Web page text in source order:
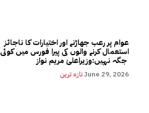
عوام پر رعب جھاڑنے اور اختیارات کا ناجائز
استعمال کرنے والوں کی پیرا فورس میں کوئی
تازہ ترینJune 29, 2026